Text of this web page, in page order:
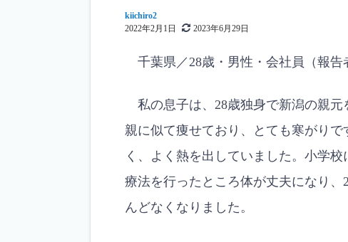
kiichiro2
2022年2月1日
2023年6月29日
千葉県／28歳・男性・会社員（報告
私の息子は、28歳独身で新潟の親元
親に似て痩せており、とても寒がり
く、よく熱を出していました。小学
療法を行ったところ体が丈夫になり
んどなくなりました。